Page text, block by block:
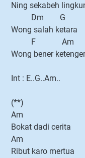
Ning sekabeh
Dm G
Wong salah ketara
F Am
Wong bener ketenger
Int : E..G..Am..
(**)
Am
Bokat dadi cerita
Am
Ribut karo mertua